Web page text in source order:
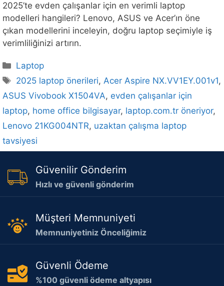
2025’te evden çalışanlar için en verimli laptop
modelleri hangileri? Lenovo, ASUS ve Acer’ın öne
çıkan modellerini inceleyin, doğru laptop seçimiyle iş
verimliliğinizi artırın.
Kategoriler
Laptop
Etiketler
2025 laptop önerileri,Acer Aspire NX.VV1EY.001v1,
ASUS Vivobook X1504VA, evden çalışanlar için
laptop, home office bilgisayar, laptop.com.tr öneriyor,
Lenovo 21KG004NTR, uzaktan çalışma laptop
tavsiyesi
Güvenilir Gönderim
Hızlı ve güvenli gönderim
Müşteri Memnuniyeti
Memnuniyetiniz Önceliğimiz
Güvenli Ödeme
%100 güvenli ödeme altyapısı